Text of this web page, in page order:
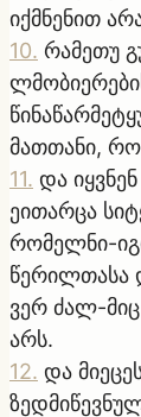
იქმნენით
10. რამეთუ
მათთანი,
11. და
ეითარცა
რომელნი-
წერილთასა
ვერ ძალ-
არს.
12. და